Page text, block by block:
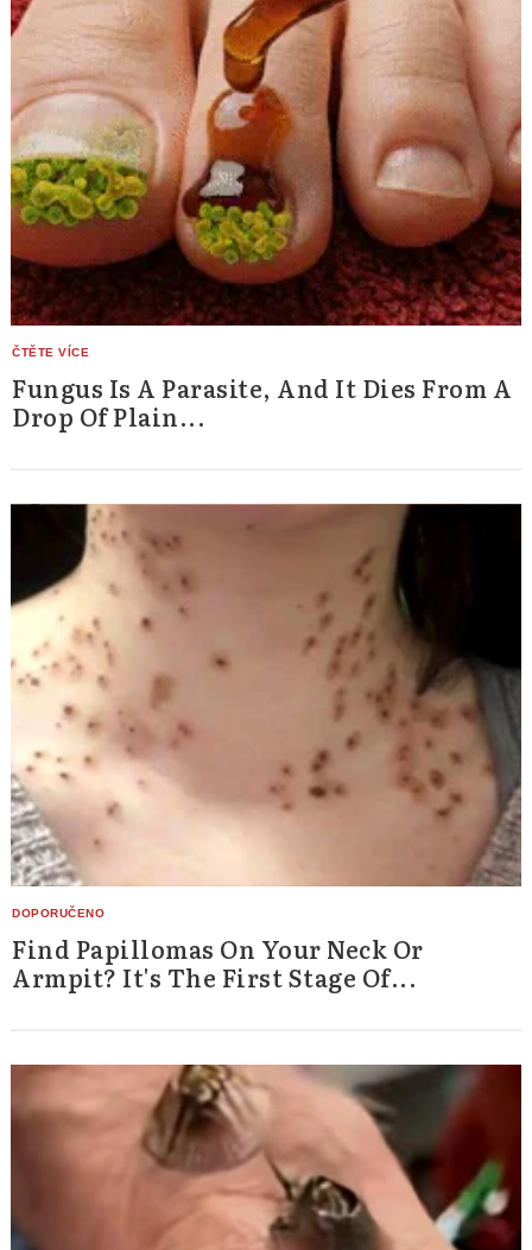
Fungus Is A Parasite, And It Dies From A
Drop Of Plain...
Find Papillomas On Your Neck Or
Armpit? It's The First Stage Of...
Search
for: